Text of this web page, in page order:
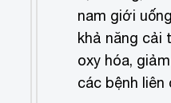
nam giới
khả năng cải
oxy hóa,
các bệnh liên